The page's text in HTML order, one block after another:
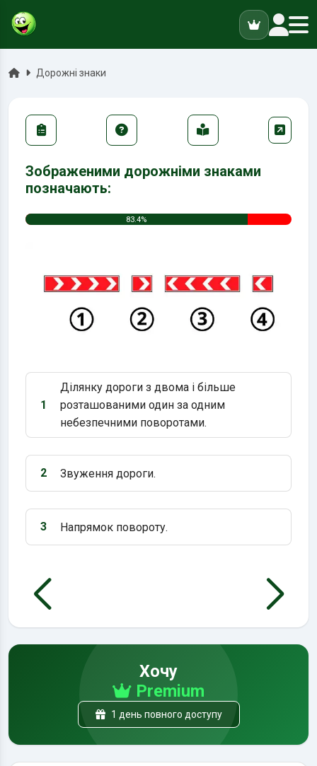
ГоловнаДорожні знаки
Зображеними дорожніми знаками
позначають:
83.4%
Варіант 1:
1
Ділянку дороги з двома і більше
розташованими один за одним
небезпечними поворотами.
Варіант 2:
2 Звуження дороги.
Варіант 3:
3 Напрямок повороту.
Хочу
Premium
1 день повного доступу